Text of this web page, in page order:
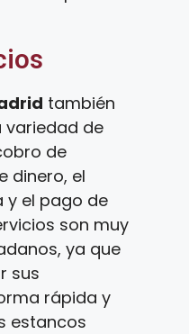
también
variedad de
de
dinero, el
y el pago de
son muy
ya que
sus
rápida y
estancos